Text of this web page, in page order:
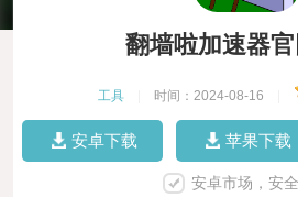
翻墙啦加速器
工具 时间：2024-08-16
安卓下载 苹果下载
安卓市场，安